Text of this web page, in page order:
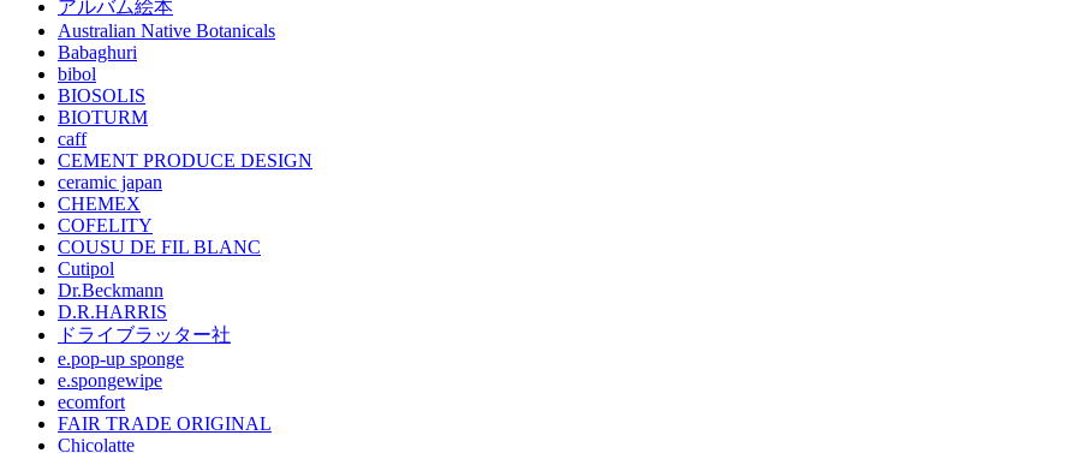
アルバム絵本
Australian Native Botanicals
Babaghuri
bibol
BIOSOLIS
BIOTURM
caff
CEMENT PRODUCE DESIGN
ceramic japan
CHEMEX
COFELITY
COUSU DE FIL BLANC
Cutipol
Dr.Beckmann
D.R.HARRIS
ドライブラッター社
e.pop-up sponge
e.spongewipe
ecomfort
FAIR TRADE ORIGINAL
Chicolatte